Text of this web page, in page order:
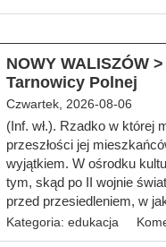
NOWY WALISZÓW
Tarnowicy Polnej
Czwartek, 2026-08-06
(Inf. wł.). Rzadko w której
przeszłości jej
wyjątkiem. W ośrodku
tym, skąd po II wojnie
przed przesiedleniem, w
Kategoria: edukacja